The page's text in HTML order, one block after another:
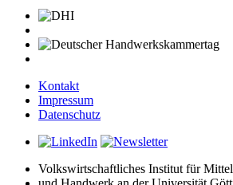
Kontakt
Impressum
Datenschutz
Volkswirtschaftliches Institut für